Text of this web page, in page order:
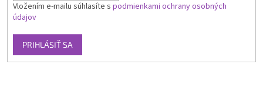
Vložením e-mailu súhlasíte s podmienkami ochrany osobných
údajov
PRIHLÁSIŤ SA